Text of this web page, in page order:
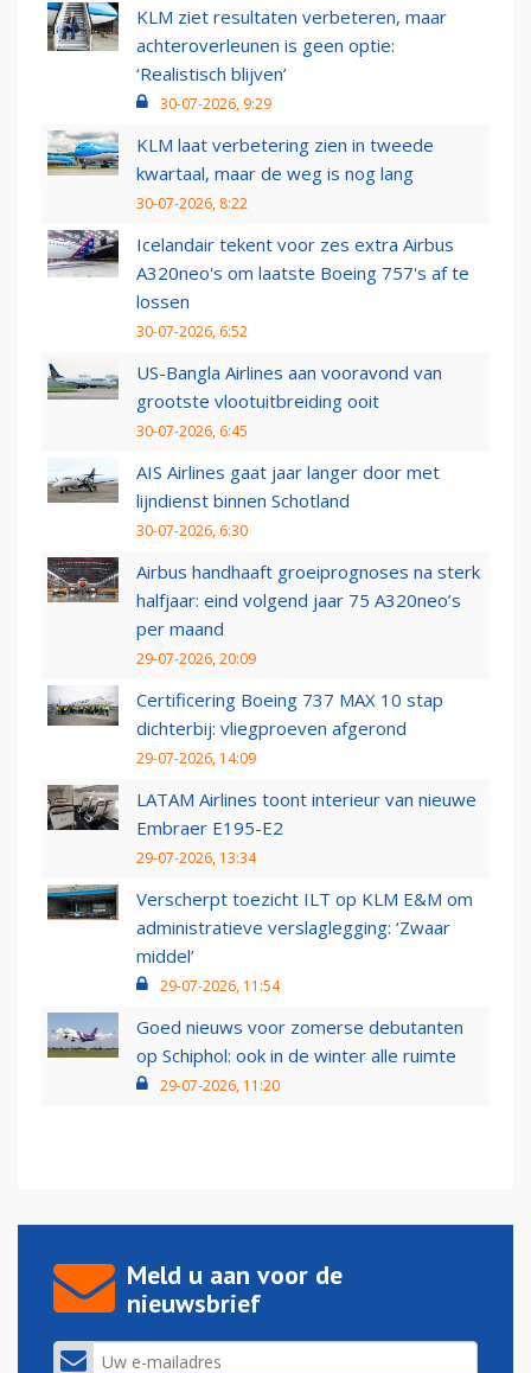
KLM ziet resultaten verbeteren, maar
achteroverleunen is geen optie:
‘Realistisch blijven’
30-07-2026, 9:29
KLM laat verbetering zien in tweede
kwartaal, maar de weg is nog lang
30-07-2026, 8:22
Icelandair tekent voor zes extra Airbus
A320neo's om laatste Boeing 757's af te
lossen
30-07-2026, 6:52
US-Bangla Airlines aan vooravond van
grootste vlootuitbreiding ooit
30-07-2026, 6:45
AIS Airlines gaat jaar langer door met
lijndienst binnen Schotland
30-07-2026, 6:30
Airbus handhaaft groeiprognoses na sterk
halfjaar: eind volgend jaar 75 A320neo’s
per maand
29-07-2026, 20:09
Certificering Boeing 737 MAX 10 stap
dichterbij: vliegproeven afgerond
29-07-2026, 14:09
LATAM Airlines toont interieur van nieuwe
Embraer E195-E2
29-07-2026, 13:34
Verscherpt toezicht ILT op KLM E&M om
administratieve verslaglegging: ‘Zwaar
middel’
29-07-2026, 11:54
Goed nieuws voor zomerse debutanten
op Schiphol: ook in de winter alle ruimte
29-07-2026, 11:20
Meld u aan voor de
nieuwsbrief